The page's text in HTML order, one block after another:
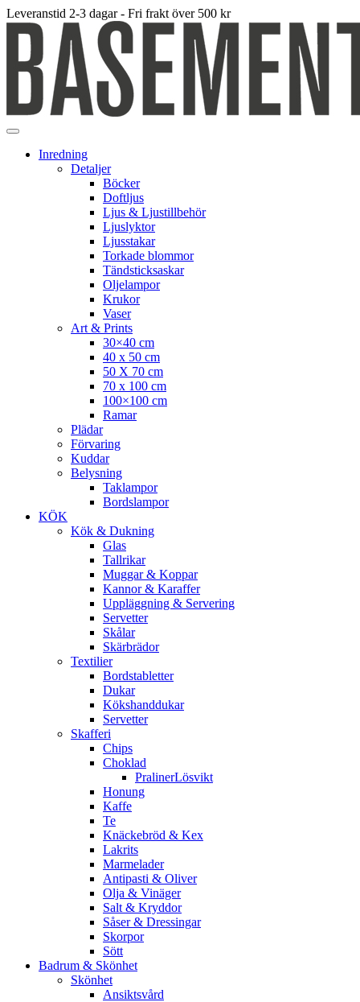
Leveranstid 2-3 dagar - Fri frakt över 500 kr
Inredning
Detaljer
Böcker
Doftljus
Ljus & Ljustillbehör
Ljuslyktor
Ljusstakar
Torkade blommor
Tändsticksaskar
Oljelampor
Krukor
Vaser
Art & Prints
30×40 cm
40 x 50 cm
50 X 70 cm
70 x 100 cm
100×100 cm
Ramar
Plädar
Förvaring
Kuddar
Belysning
Taklampor
Bordslampor
KÖK
Kök & Dukning
Glas
Tallrikar
Muggar & Koppar
Kannor & Karaffer
Uppläggning & Servering
Servetter
Skålar
Skärbrädor
Textilier
Bordstabletter
Dukar
Kökshanddukar
Servetter
Skafferi
Chips
Choklad
PralinerLösvikt
Honung
Kaffe
Te
Knäckebröd & Kex
Lakrits
Marmelader
Antipasti & Oliver
Olja & Vinäger
Salt & Kryddor
Såser & Dressingar
Skorpor
Sött
Badrum & Skönhet
Skönhet
Ansiktsvård